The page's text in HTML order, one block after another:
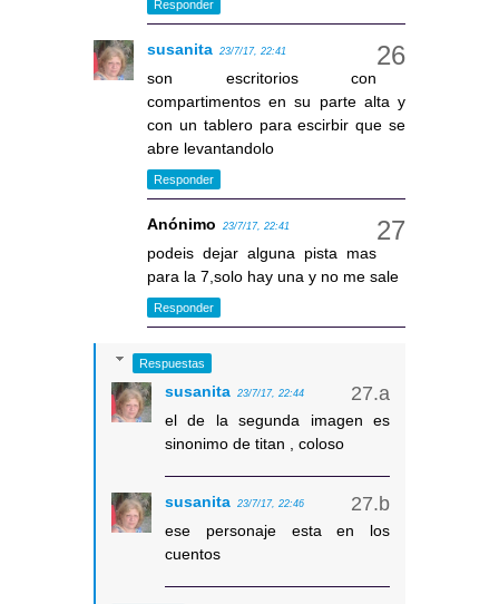
Responder
susanita 23/7/17, 22:41
son escritorios con
compartimentos en su parte alta y
con un tablero para escirbir que se
abre levantandolo
Responder
Anónimo 23/7/17, 22:41
podeis dejar alguna pista mas
para la 7,solo hay una y no me sale
Responder
Respuestas
susanita 23/7/17, 22:44
el de la segunda imagen es
sinonimo de titan , coloso
susanita 23/7/17, 22:46
ese personaje esta en los
cuentos